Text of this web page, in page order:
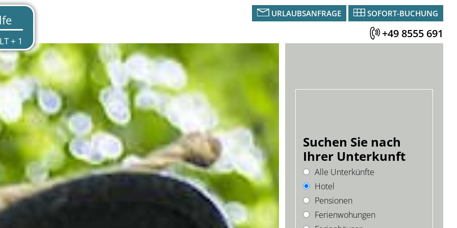
URLAUBSANFRAGE SOFORT-BUCHUNG
+49 8555 691
Suchen Sie nach
Ihrer Unterkunft
Alle Unterkünfte
Hotel
Pensionen
Ferienwohungen